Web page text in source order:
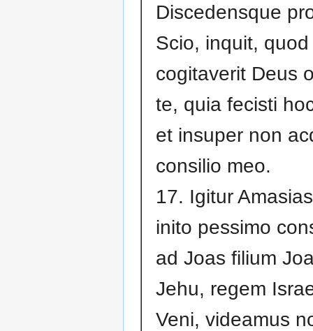
Discedensque
Scio, inquit, quod
cogitaverit Deus
te, quia fecisti
et insuper non
consilio meo.
17. Igitur
inito pessimo
ad Joas filium
Jehu, regem
Veni, videamus